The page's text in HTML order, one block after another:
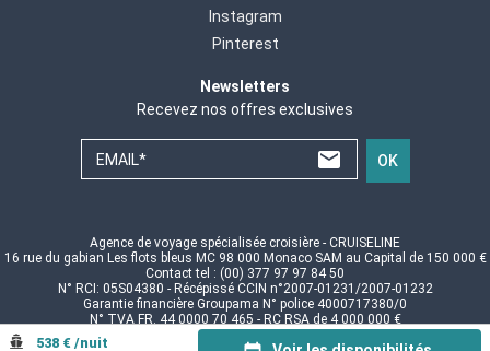
538 € /nuit
Instagram
Pinterest
Newsletters
Recevez nos offres exclusives
EMAIL* OK
Agence de voyage spécialisée croisière - CRUISELINE
16 rue du gabian Les flots bleus MC 98 000 Monaco SAM au Capital de 150 000 €
Contact tel : (00) 377 97 97 84 50
N° RCI: 05S04380 - Récépissé CCIN n°2007-01231/2007-01232
Garantie financière Groupama N° police 4000717380/0
N° TVA FR. 44 0000 70 465 - RC RSA de 4 000 000 €
© CRUISELINE 2026 - all rights reserved